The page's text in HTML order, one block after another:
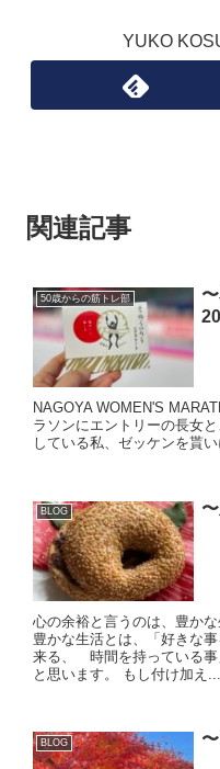
YUKO
関連記事
50歳からの筋トレ部
NAGOYA WOMEN'S
ラソンにエントリーの長女
している私、ゼッケンを貰
BLOG
心の余裕と言うのは、豊か
豊かな生活とは、「好きな
来る、 時間を持っている事
と思います。 もし付け加え...
BLOG